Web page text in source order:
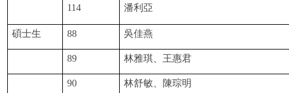
114 潘利亞
碩士生 88 吳佳燕
89 林雅琪、王惠君
90 林舒敏 、陳琮明